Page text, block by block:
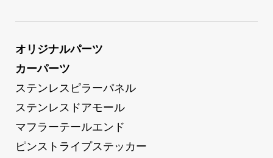
オリジナルパーツ
カーパーツ
ステンレスピラーパネル
ステンレスドアモール
マフラーテールエンド
ピンストライプステッカー